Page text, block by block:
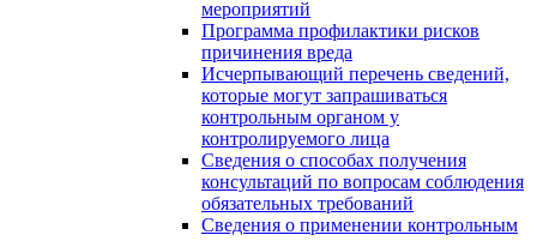
мероприятий
Программа профилактики рисков
причинения вреда
Исчерпывающий перечень сведений,
которые могут запрашиваться
контрольным органом у
контролируемого лица
Сведения о способах получения
консультаций по вопросам соблюдения
обязательных требований
Сведения о применении контрольным